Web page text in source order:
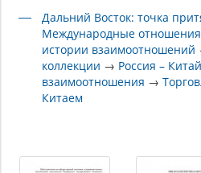
Дальний Восток: точка
Международные отношения
истории взаимоотношений
коллекции → Россия – Китай
взаимоотношения →
Китаем